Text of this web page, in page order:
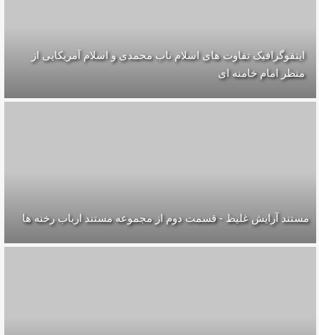
اینفوگرافیک تفاوت های اسلام ناب محمدی و اسلام آمریکایی از
منظر امام خامنه ای
مستند آرایش غلیظ - قسمت دوم از مجموعه مستند ارباب رخنه ها